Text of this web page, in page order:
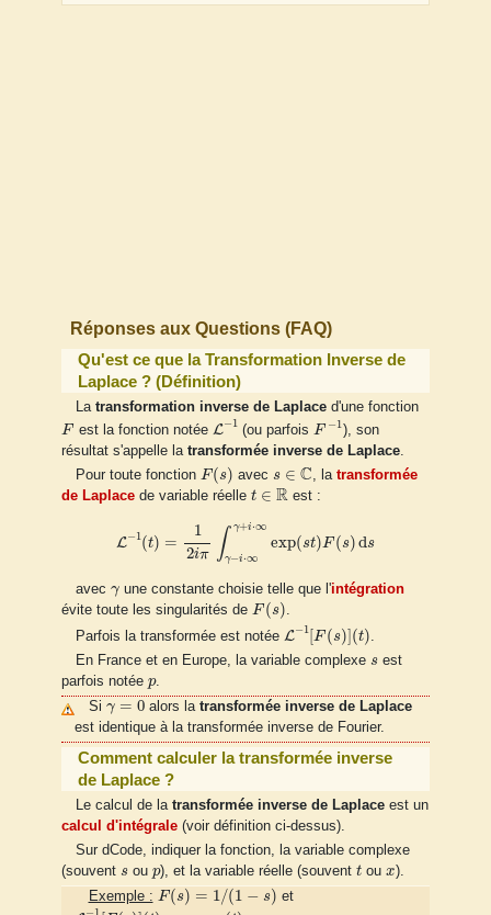
Réponses aux Questions (FAQ)
Qu'est ce que la Transformation Inverse de
Laplace ? (Définition)
La transformation inverse de Laplaced'une fonction
F
F est la fonction notée L−1
1
(ou parfois F −1
F− 1
), son
résultat s'appelle la transformée inverse de Laplace
Pour toute fonction F(s)
F(s ) avecs ∈ C
∈ C , latransformée
de Laplace de variable réelle t ∈ R
t ∈R est :
L−1(t) =
1
2iπ ∫ γ+i ⋅∞
γ−i ⋅∞
exp(st)F(s)ds
π ⋅∞γ+i⋅
avec γ
γune constante choisie telle que l'intégration
évite toute les singularités de F (s)
F(s )
Parfois la transformée est notée L−1 [F(s)](t)
1[ (s ) ]( t
.
En France et en Europe, la variable complexe ssest
parfois notée p
p.
Si γ = 0
γ=0 alors latransformée inverse de Laplace
est identique à la transformée inverse de Fourier.
Comment calculer la transformée inverse
de Laplace ?
Le calcul de la transformée inverse de Laplaceest un
calcul d'intégrale (voir définition ci-dessus).
Sur dCode, indiquer la fonction, la variable complexe
(souvent s
s ou p
p), et la variable réelle (souvent t
t ou x
x).
Exemple : F (s) = 1/(1 − s)
F(s)=1/(1−s) et
−1[F(s)](t)= − exp